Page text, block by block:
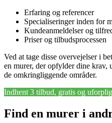
Erfaring og referencer
Specialiseringer inden for
Kundeanmeldelser og
Priser og tilbudsprocessen
Ved at tage disse overvejelser i
en murer, der opfylder dine krav,
de omkringliggende områder.
Indhent 3 tilbud, gratis og
Find en murer i